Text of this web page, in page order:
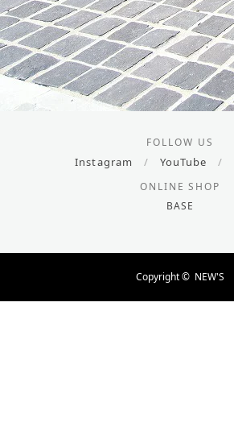
FOLLOW US
Instagram / YouTube /
ONLINE SHOP
BASE
Copyright © NEW'S